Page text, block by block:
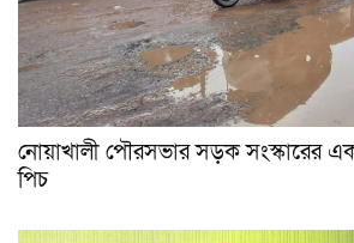
নোয়াখালী পৌরসভার সড়ক সংস্কারের
পিচ